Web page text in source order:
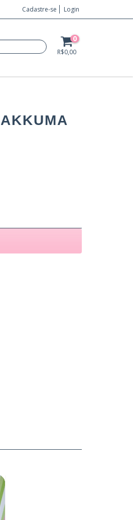
Cadastre-se Login
0
R$0,00